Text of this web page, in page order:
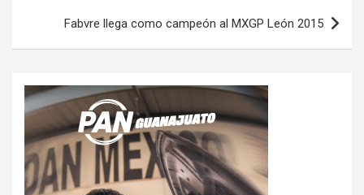
entradasFabvre llega como campeón al MXGP León 2015